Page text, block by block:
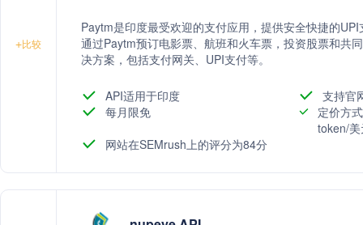
+比较
Paytm是印度最受欢迎的支付应用，提供安全快捷的
通过Paytm预订电影票、航班和火车票，投资股票和共
决方案，包括支付网关、UPI支付等。
API适用于印度
支持官
每月限免
定价方
token/
网站在SEMrush上的评分为84分